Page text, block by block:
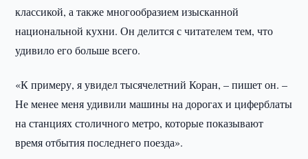
классикой, а также многообразием изысканной
национальной кухни. Он делится с читателем тем, что
удивило его больше всего.
«К примеру, я увидел тысячелетний Коран, – пишет он. –
Не менее меня удивили машины на дорогах и циферблаты
на станциях столичного метро, которые показывают
время отбытия последнего поезда».